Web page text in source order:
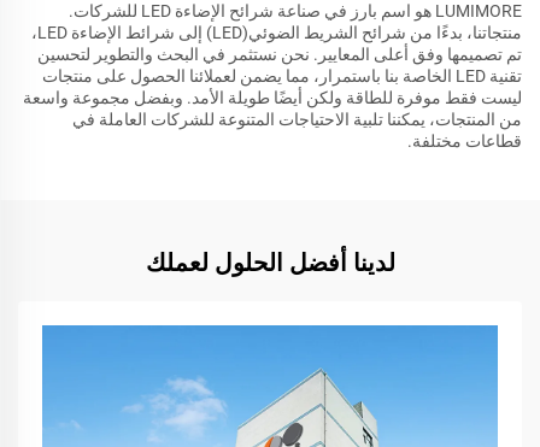
LUMIMORE هو اسم بارز في صناعة شرائح الإضاءة LED للشركات.
منتجاتنا، بدءًا من شرائح الشريط الضوئي(LED) إلى شرائط الإضاءة LED،
تم تصميمها وفق أعلى المعايير. نحن نستثمر في البحث والتطوير لتحسين
تقنية LED الخاصة بنا باستمرار، مما يضمن لعملائنا الحصول على منتجات
ليست فقط موفرة للطاقة ولكن أيضًا طويلة الأمد. وبفضل مجموعة واسعة
من المنتجات، يمكننا تلبية الاحتياجات المتنوعة للشركات العاملة في
قطاعات مختلفة.
لدينا أفضل الحلول لعملك